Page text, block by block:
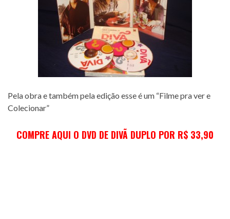
Pela obra e também pela edição esse é um “Filme pra ver e
Colecionar”
COMPRE AQUI O DVD DE DIVÃ DUPLO POR R$ 33,90